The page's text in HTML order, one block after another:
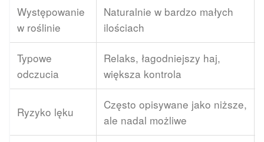
Występowanie
w roślinie
Naturalnie w bardzo małych
ilościach
Typowe
odczucia
Relaks, łagodniejszy haj,
większa kontrola
Ryzyko lęku
Często opisywane jako niższe,
ale nadal możliwe